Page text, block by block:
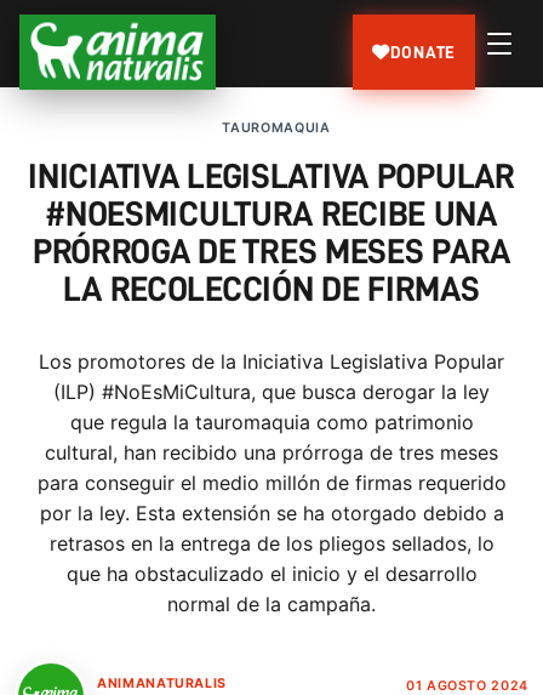
DONATE
TAUROMAQUIA
INICIATIVA LEGISLATIVA POPULAR
#NOESMICULTURA RECIBE UNA
PRÓRROGA DE TRES MESES PARA
LA RECOLECCIÓN DE FIRMAS
Los promotores de la Iniciativa Legislativa Popular
(ILP) #NoEsMiCultura, que busca derogar la ley
que regula la tauromaquia como patrimonio
cultural, han recibido una prórroga de tres meses
para conseguir el medio millón de firmas requerido
por la ley. Esta extensión se ha otorgado debido a
retrasos en la entrega de los pliegos sellados, lo
que ha obstaculizado el inicio y el desarrollo
normal de la campaña.
ANIMANATURALIS
01 AGOSTO 2024